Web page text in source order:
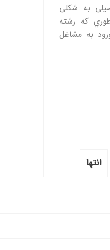
به شکلی
که رشته
به مشاغل
انتها